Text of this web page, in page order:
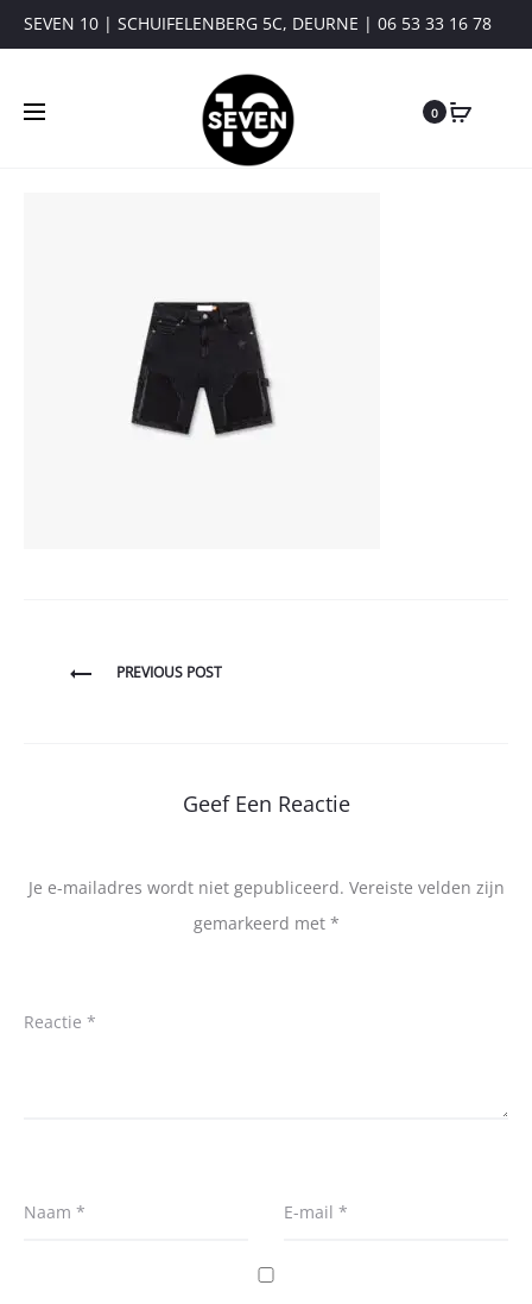
SEVEN 10 | SCHUIFELENBERG 5C, DEURNE | 06 53 33 16 78
0
BerichtPREVIOUS POST
Geef Een Reactie
Je e-mailadres wordt niet gepubliceerd. Vereiste velden zijn
gemarkeerd met *
Reactie *
Naam * E-mail *